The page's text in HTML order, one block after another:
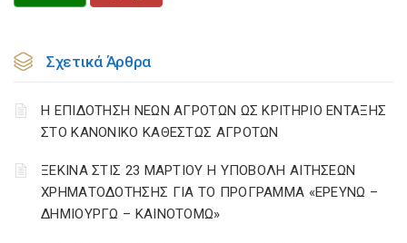
Σχετικά Άρθρα
Η ΕΠΙΔΟΤΗΣΗ ΝΕΩΝ ΑΓΡΟΤΩΝ ΩΣ ΚΡΙΤΗΡΙΟ ΕΝΤΑΞΗΣ
ΣΤΟ ΚΑΝΟΝΙΚΟ ΚΑΘΕΣΤΩΣ ΑΓΡΟΤΩΝ
ΞΕΚΙΝΑ ΣΤΙΣ 23 ΜΑΡΤΙΟΥ Η ΥΠΟΒΟΛΗ ΑΙΤΗΣΕΩΝ
ΧΡΗΜΑΤΟΔΟΤΗΣΗΣ ΓΙΑ ΤΟ ΠΡΟΓΡΑΜΜΑ «ΕΡΕΥΝΩ –
ΔΗΜΙΟΥΡΓΩ – ΚΑΙΝΟΤΟΜΩ»